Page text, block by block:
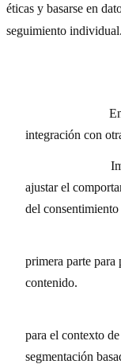
éticas y basarse en
seguimiento individual.
integración con
ajustar el
del
primera parte
contenido.
para el contexto
segmentación